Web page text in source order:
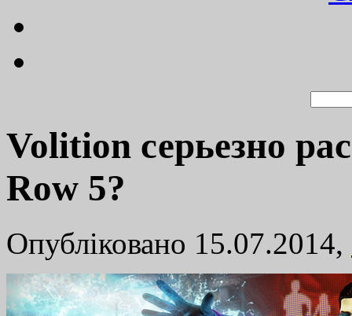
Volition серьезно
Row 5?
Опубліковано 15.07.2014,